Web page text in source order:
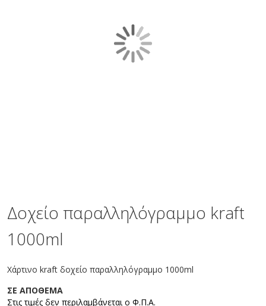
beginning
of
the
images
Δοχείο παραλληλόγραμμο kraft
1000ml
Χάρτινο kraft δοχείο παραλληλόγραμμο 1000ml
ΣΕ ΑΠΟΘΕΜΑ